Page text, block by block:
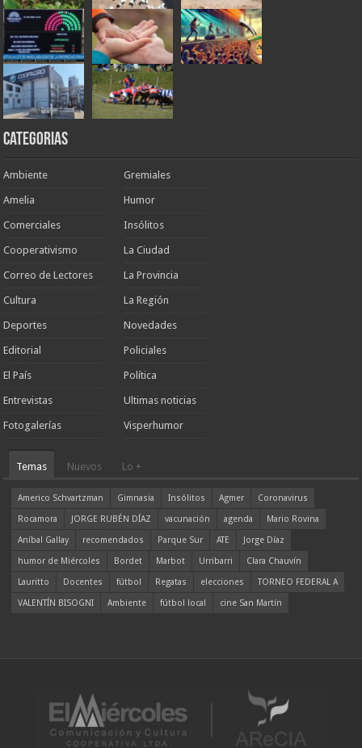
Categorias
Ambiente
Amelia
Comerciales
Cooperativismo
Correo de Lectores
Cultura
Deportes
Editorial
El País
Entrevistas
Fotogalerías
Gremiales
Humor
Insólitos
La Ciudad
La Provincia
La Región
Novedades
Policiales
Política
Ultimas noticias
Visperhumor
Temas Nuevos Lo +
Americo Schvartzman Gimnasia Insólitos Agmer
Coronavirus
Rocamora
JORGE RUBÉN DÍAZ vacunación agenda
Mario Rovina
Aníbal Gallay
recomendados Parque Sur ATE
Jorge Díaz
humor de Miércoles
Bordet Marbot Urribarri
Clara Chauvín
Lauritto
Docentes fútbol Regatas elecciones
TORNEO FEDERAL A
VALENTÍN BISOGNI
Ambiente fútbol local cine San Martín